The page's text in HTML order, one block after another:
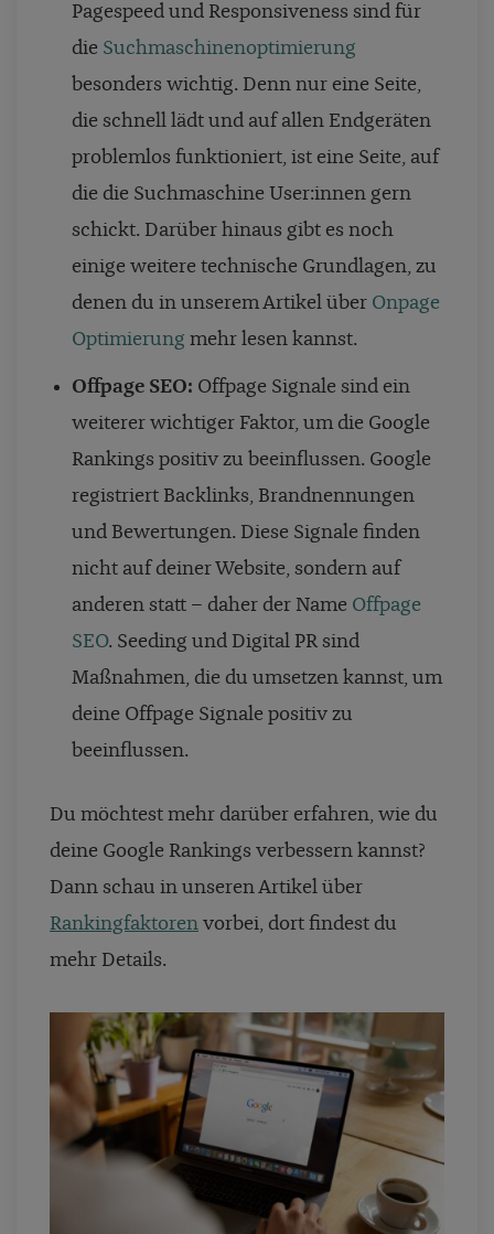
Pagespeed und Responsiveness sind für
die Suchmaschinenoptimierung
besonders wichtig. Denn nur eine Seite,
die schnell lädt und auf allen Endgeräten
problemlos funktioniert, ist eine Seite, auf
die die Suchmaschine User:innen gern
schickt. Darüber hinaus gibt es noch
einige weitere technische Grundlagen, zu
denen du in unserem Artikel über Onpage
Optimierung mehr lesen kannst.
Offpage SEO: Offpage Signale sind ein
weiterer wichtiger Faktor, um die Google
Rankings positiv zu beeinflussen. Google
registriert Backlinks, Brandnennungen
und Bewertungen. Diese Signale finden
nicht auf deiner Website, sondern auf
anderen statt – daher der Name Offpage
SEO. Seeding und Digital PR sind
Maßnahmen, die du umsetzen kannst, um
deine Offpage Signale positiv zu
beeinflussen.
Du möchtest mehr darüber erfahren, wie du
deine Google Rankings verbessern kannst?
Dann schau in unseren Artikel über
Rankingfaktoren vorbei, dort findest du
mehr Details.